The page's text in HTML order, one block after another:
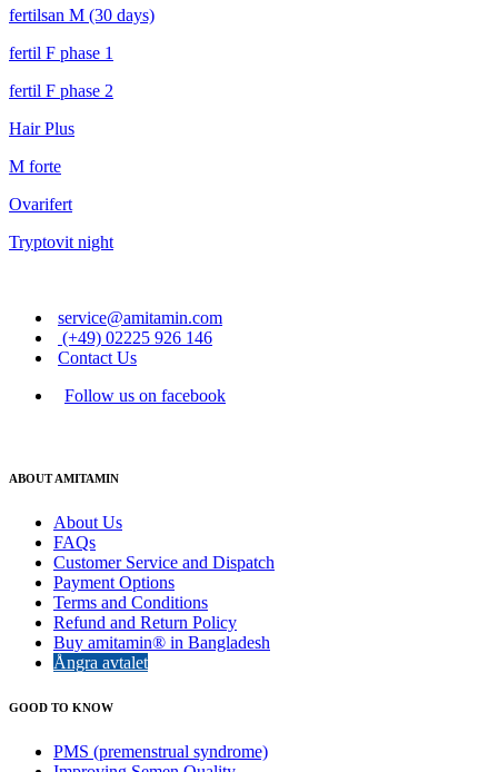
fertilsan M (30 days)
fertil F phase 1
fertil F phase 2
Hair Plus
M forte
Ovarifert
Tryptovit night
service@amitamin.com
(+49) 02225 926 146
Contact Us
Follow us on facebook
ABOUT AMITAMIN
About Us
FAQs
Customer Service and Dispatch
Payment Options
Terms and Conditions
Refund and Return Policy
Buy amitamin® in Bangladesh
Ångra avtalet
GOOD TO KNOW
PMS (premenstrual syndrome)